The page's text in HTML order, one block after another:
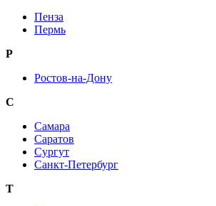
Пенза
Пермь
Р
Ростов-на-Дону
С
Самара
Саратов
Сургут
Санкт-Петербург
Т